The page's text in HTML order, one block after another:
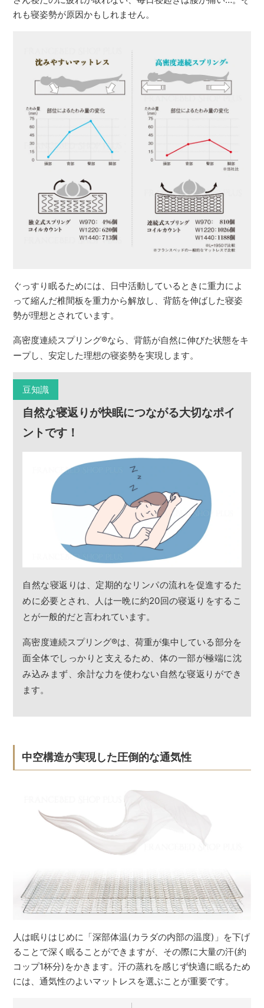
れも寝姿勢が原因かもしれません。
ぐっすり眠るためには、日中活動しているときに重力によ
って縮んだ椎間板を重力から解放し、背筋を伸ばした寝姿
勢が理想とされています。
高密度連続スプリング®なら、背筋が自然に伸びた状態をキ
ープし、安定した理想の寝姿勢を実現します。
豆知識
自然な寝返りが快眠につながる大切なポイ
ントです！
自然な寝返りは、定期的なリンパの流れを促進するた
めに必要とされ、人は一晩に約20回の寝返りをするこ
とが一般的だと言われています。
高密度連続スプリング®は、荷重が集中している部分を
面全体でしっかりと支えるため、体の一部が極端に沈
み込みまず、余計な力を使わない自然な寝返りができ
ます。
中空構造が実現した圧倒的な通気性
人は眠りはじめに「深部体温(カラダの内部の温度)」を下げ
ることで深く眠ることができますが、その際に大量の汗(約
コップ1杯分)をかきます。汗の蒸れを感じず快適に眠るため
には、通気性のよいマットレスを選ぶことが重要です。